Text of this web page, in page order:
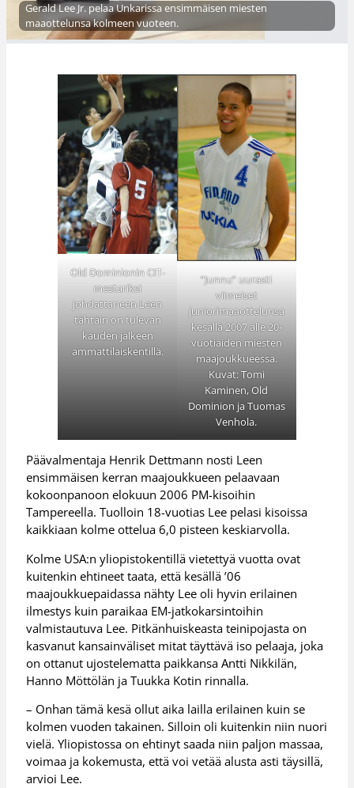
Gerald Lee Jr. pelaa Unkarissa ensimmäisen miesten
maaottelunsa kolmeen vuoteen.
Old Dominionin CIT-
mestariksi
johdattaneen Leen
tähtäin on tulevan
kauden jälkeen
ammattilaiskentillä.
”Junnu” uurasti
viimeiset
juniorimaaottelunsa
kesällä 2007 alle 20-
vuotiaiden miesten
maajoukkueessa.
Kuvat: Tomi
Kaminen, Old
Dominion ja Tuomas
Venhola.
Päävalmentaja Henrik Dettmann nosti Leen
ensimmäisen kerran maajoukkueen pelaavaan
kokoonpanoon elokuun 2006 PM-kisoihin
Tampereella. Tuolloin 18-vuotias Lee pelasi kisoissa
kaikkiaan kolme ottelua 6,0 pisteen keskiarvolla.
Kolme USA:n yliopistokentillä vietettyä vuotta ovat
kuitenkin ehtineet taata, että kesällä ’06
maajoukkuepaidassa nähty Lee oli hyvin erilainen
ilmestys kuin paraikaa EM-jatkokarsintoihin
valmistautuva Lee. Pitkänhuiskeasta teinipojasta on
kasvanut kansainväliset mitat täyttävä iso pelaaja, joka
on ottanut ujostelematta paikkansa Antti Nikkilän,
Hanno Möttölän ja Tuukka Kotin rinnalla.
– Onhan tämä kesä ollut aika lailla erilainen kuin se
kolmen vuoden takainen. Silloin oli kuitenkin niin nuori
vielä. Yliopistossa on ehtinyt saada niin paljon massaa,
voimaa ja kokemusta, että voi vetää alusta asti täysillä,
arvioi Lee.